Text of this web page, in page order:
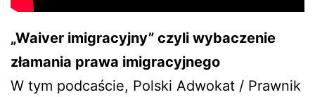
„Waiver imigracyjny” czyli wybaczenie
złamania prawa imigracyjnego
W tym podcaście, Polski Adwokat / Prawnik